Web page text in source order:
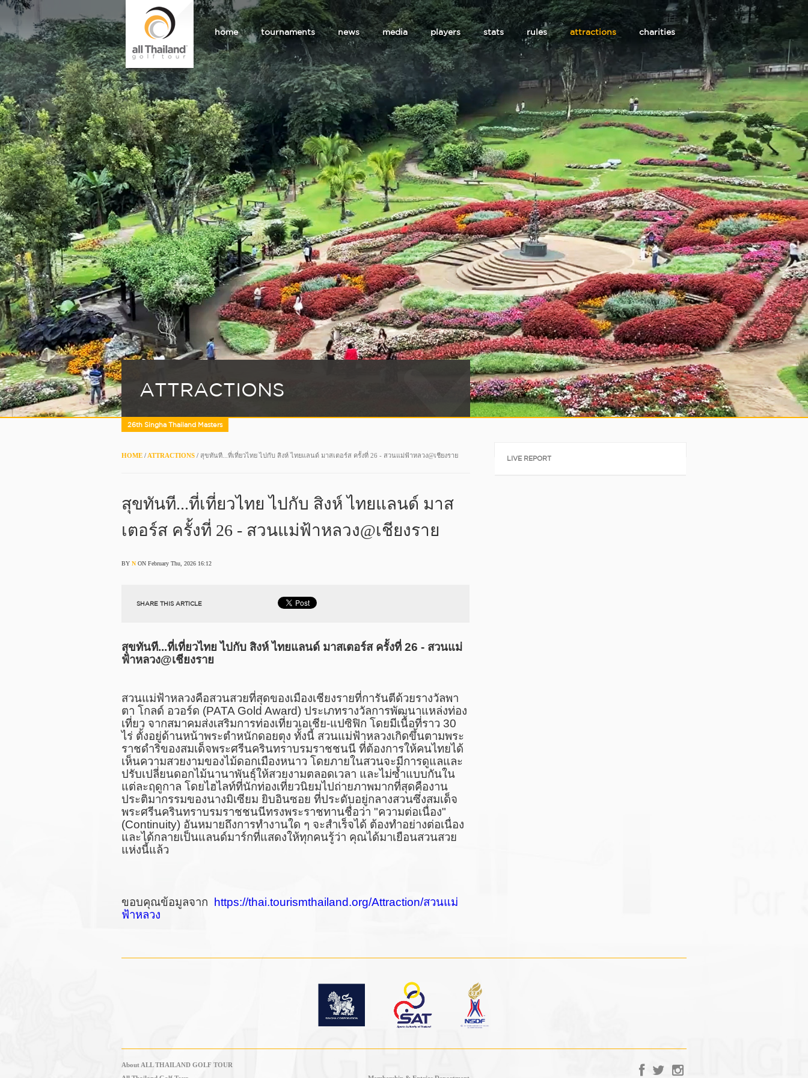
home tournaments news media players stats rules attractions charities
ATTRACTIONS
26th Singha Thailand Masters
HOME / ATTRACTIONS / สุขทันที...ที่เที่ยวไทย ไปกับ สิงห์ ไทยแลนด์ มาสเตอร์ส ครั้งที่ 26 - สวนแม่ฟ้าหลวง@เชียงราย
สุขทันที...ที่เที่ยวไทย ไปกับ สิงห์ ไทยแลนด์ มาส
เตอร์ส ครั้งที่ 26 - สวนแม่ฟ้าหลวง@เชียงราย
BY N ON February Thu, 2026 16:12
SHARE THIS ARTICLE
สุขทันที...ที่เที่ยวไทย ไปกับ สิงห์ ไทยแลนด์ มาสเตอร์ส ครั้งที่ 26 - สวนแม่
ฟ้าหลวง@เชียงราย
สวนแม่ฟ้าหลวงคือสวนสวยที่สุดของเมืองเชียงรายที่การันตีด้วยรางวัลพา
ตา โกลด์ อวอร์ด (PATA Gold Award) ประเภทรางวัลการพัฒนาแหล่งท่อง
เที่ยว จากสมาคมส่งเสริมการท่องเที่ยวเอเชีย-แปซิฟิก โดยมีเนื้อที่ราว 30
ไร่ ตั้งอยู่ด้านหน้าพระตำหนักดอยตุง ทั้งนี้ สวนแม่ฟ้าหลวงเกิดขึ้นตามพระ
ราชดำริของสมเด็จพระศรีนครินทราบรมราชชนนี ที่ต้องการให้คนไทยได้
เห็นความสวยงามของไม้ดอกเมืองหนาว โดยภายในสวนจะมีการดูแลและ
ปรับเปลี่ยนดอกไม้นานาพันธุ์ให้สวยงามตลอดเวลา และไม่ซ้ำแบบกันใน
แต่ละฤดูกาล โดยไฮไลท์ที่นักท่องเที่ยวนิยมไปถ่ายภาพมากที่สุดคืองาน
ประติมากรรมของนางมิเซียม ยิบอินซอย ที่ประดับอยู่กลางสวนซึ่งสมเด็จ
พระศรีนครินทราบรมราชชนนีทรงพระราชทานชื่อว่า "ความต่อเนื่อง"
(Continuity) อันหมายถึงการทำงานใด ๆ จะสำเร็จได้ ต้องทำอย่างต่อเนื่อง
และได้กลายเป็นแลนด์มาร์กที่แสดงให้ทุกคนรู้ว่า คุณได้มาเยือนสวนสวย
แห่งนี้แล้ว
ขอบคุณข้อมูลจาก https://thai.tourismthailand.org/Attraction/สวนแม่
ฟ้าหลวง
LIVE REPORT
About ALL THAILAND GOLF TOUR